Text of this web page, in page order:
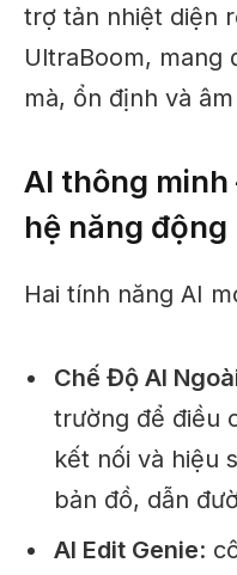
trợ tản nhiệt diện
UltraBoom, mang
mà, ổn định và
AI thông
hệ năng động
Hai tính năng AI
Chế Độ AI
trường để điều
kết nối và hiệu
bản đồ, dẫn
AI Edit Genie: